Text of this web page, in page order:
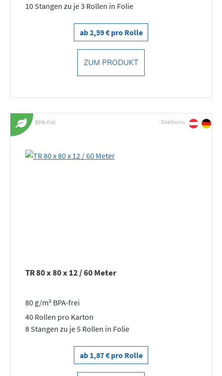
10 Stangen zu je 3 Rollen in Folie
ab 2,59 € pro Rolle
ZUM PRODUKT
BPA-frei Erhältlich in:
TR 80 x 80 x 12 / 60 Meter
80 g/m² BPA-frei
40 Rollen pro Karton
8 Stangen zu je 5 Rollen in Folie
ab 1,87 € pro Rolle